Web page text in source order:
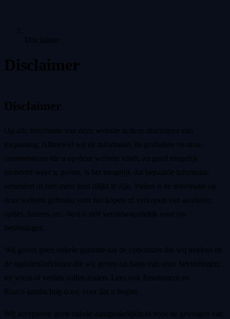
Disclaimer
Disclaimer
Disclaimer
Op alle informatie van deze website is deze disclaimer van
toepassing. Alhoewel wij de informatie, de grafieken en onze
commentaren die u op deze website vindt, zo goed mogelijk
proberen weer te geven, is het mogelijk dat bepaalde informatie
verandert of niet meer juist blijkt te zijn. Indien u de informatie op
deze website gebruikt voor het kopen of verkopen van aandelen,
opties, futures, etc. bent u zelf verantwoordelijk voor uw
beslissingen.
Wij geven geen enkele garantie dat de conclusies die wij trekken en
de signalen/adviezen die wij geven op basis van onze bevindingen,
tot winst of verlies zullen leiden. Lees ook Rendement en
Risico aandachtig door, voor dat u begint.
Wij accepteren geen enkele aansprakelijkheid voor de gevolgen van